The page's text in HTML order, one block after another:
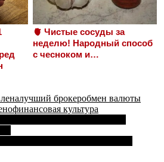
🫀 Чистые сосуды за
неделю! Народный способ
с чесноком и…
лучший брокеробмен валюты
финансовая культура